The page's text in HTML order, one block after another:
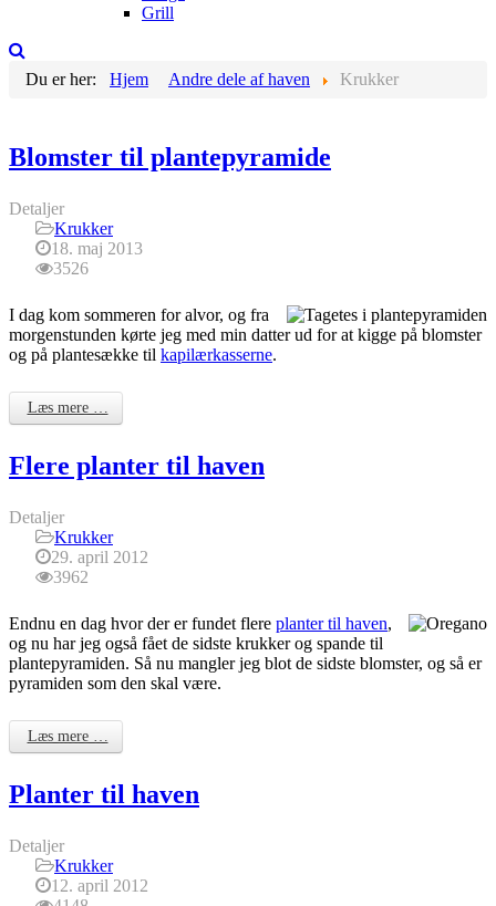
Grill
Du er her: Hjem Andre dele af haven Krukker
Blomster til plantepyramide
Detaljer
Krukker
18. maj 2013
3526
I dag kom sommeren for alvor, og fra
morgenstunden kørte jeg med min datter ud for at kigge på blomster
og på plantesække til kapilærkasserne.
Læs mere …
Flere planter til haven
Detaljer
Krukker
29. april 2012
3962
Endnu en dag hvor der er fundet flere planter til haven,
og nu har jeg også fået de sidste krukker og spande til
plantepyramiden. Så nu mangler jeg blot de sidste blomster, og så er
pyramiden som den skal være.
Læs mere …
Planter til haven
Detaljer
Krukker
12. april 2012